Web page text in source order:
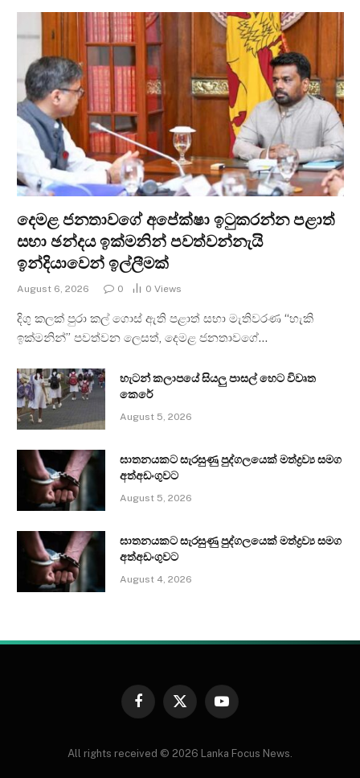
දෙමළ ජනතාවගේ අපේක්ෂා ඉටුකරන්න පළාත්
සභා ඡන්දය ඉක්මනින් පවත්වන්නැයි
ඉන්දියාවෙන් ඉල්ලීමක්
August 6, 2026 0 0 Views
දිගු කලක් පුරා කල් ගොස් ඇති පළාත් සභා මැතිවරණ “හැකි
ඉක්මනින්” පවත්වන ලෙසත්, දෙමළ ජනතාවගේ…
හැටන් කලාපයේ සියලු පාසල් හෙට විවෘත
කෙරේ
August 5, 2026
ඝාතනයකට සැරසුණු පුද්ගලයෙක් මත්ද්‍රව්‍ය සමග
අත්අඩංගුවට
August 5, 2026
ඝාතනයකට සැරසුණු පුද්ගලයෙක් මත්ද්‍රව්‍ය සමග
අත්අඩංගුවට
August 4, 2026
Facebook
X
YouTube
All rights received © 2026 Lanka Focus News.